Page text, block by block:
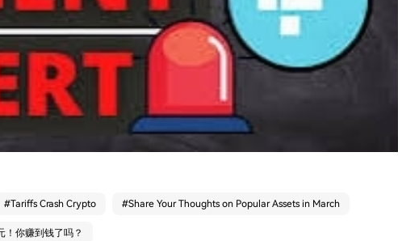
#Tariffs Crash Crypto #Share Your Thoughts on Popular Assets in March
！你赚到钱了吗？